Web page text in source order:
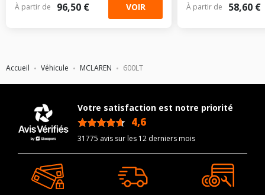
Accueil Véhicule MCLAREN 600LT
À partir de 96,50 € VOIR À partir de 58,60 €
Votre satisfaction est notre priorité
4,6
31775 avis sur les 12 derniers mois